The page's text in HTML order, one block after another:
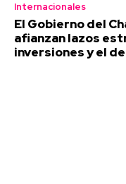
Internacionales
El Gobierno del
afianzan lazos
inversiones y el